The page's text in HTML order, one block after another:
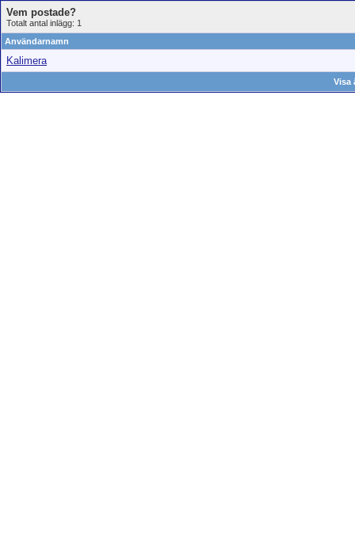
Vem postade?
Totalt antal inlägg: 1
Användarnamn
Kalimera
Visa